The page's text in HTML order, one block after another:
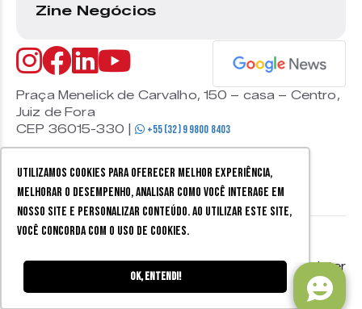
Utilizamos cookies para oferecer melhor experiência,
melhorar o desempenho, analisar como você interage em
nosso site e personalizar conteúdo. Ao utilizar este site,
você concorda com o uso de cookies.
Ok, entendi!
Zine Negócios
Praça Menelick de Carvalho, 150 – casa – Centro,
Juiz de Fora
CEP 36015-330 |
+55 (32) 9 9800 8403
os direitos reservados.
Mobister